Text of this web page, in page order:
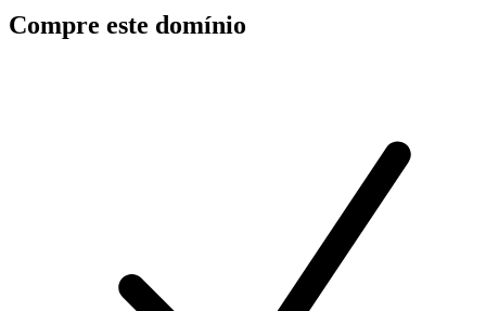
Compre este domínio